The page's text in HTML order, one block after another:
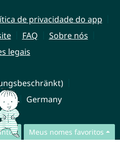
Meus nomes favoritos
de privacidade do app
FAQ
Sobre nós
legais
Germany